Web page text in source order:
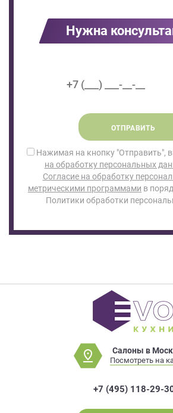
Нужна
ОТПРАВИТЬ
Нажимая на кнопку "Отправить",
на обработку персональных
Согласие на обработку
метрическими программами в
Политики обработки
Салоны в
Посмотреть на
+7 (495) 118-29-